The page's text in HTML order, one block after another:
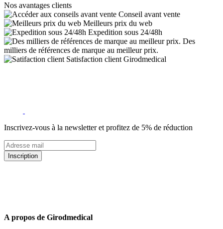
Nos avantages clients
Conseil avant vente
Meilleurs prix du web
Expedition sous 24/48h
Des
milliers de références de marque au meilleur prix.
Satisfaction client Girodmedical
Inscrivez-vous à la newsletter et profitez de 5% de réduction
Inscription
A propos de Girodmedical